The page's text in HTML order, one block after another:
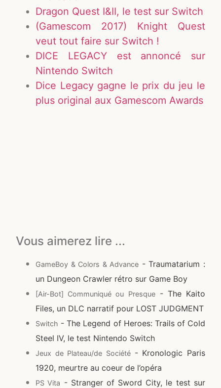
Dragon Quest I&II, le test sur Switch
(Gamescom 2017) Knight Quest
veut tout faire sur Switch !
DICE LEGACY est annoncé sur
Nintendo Switch
Dice Legacy gagne le prix du jeu le
plus original aux Gamescom Awards
Vous aimerez lire ...
GameBoy & Colors & Advance - Traumatarium :
un Dungeon Crawler rétro sur Game Boy
[Air-Bot] Communiqué ou Presque- The Kaito
Files, un DLC narratif pour LOST JUDGMENT
Switch - The Legend of Heroes: Trails of Cold
Steel IV, le test Nintendo Switch
Jeux de Plateau/de Société- Kronologic Paris
1920, meurtre au coeur de l’opéra
PS Vita - Stranger of Sword City, le test sur